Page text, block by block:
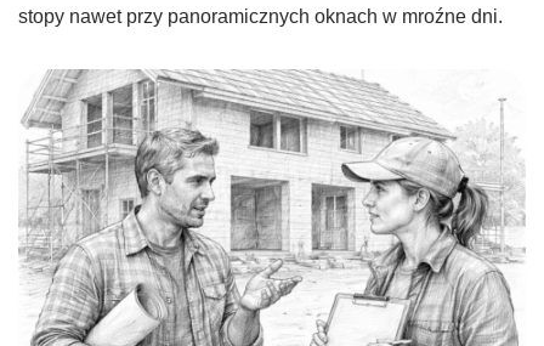
stopy nawet przy panoramicznych oknach w mroźne dni.